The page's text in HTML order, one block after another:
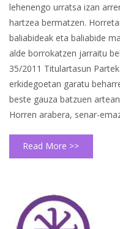
lehenengo urratsa izan
hartzea bermatzen.
baliabideak eta baliabide
alde borrokatzen jarraitu
35/2011 Titulartasun
erkidegoetan garatu
beste gauza batzuen
Horren arabera, senar-
Read More >>